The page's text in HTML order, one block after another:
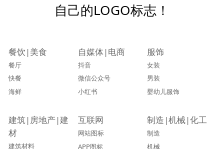
自己的LOGO标志！
餐饮|美食
餐厅
快餐
海鲜
自媒体|电商
抖音
微信公众号
小红书
服饰
女装
男装
婴幼儿服饰
建筑|房地产|建
材
建筑材料
互联网
网站图标
APP图标
制造|机械|化工
制造
机械